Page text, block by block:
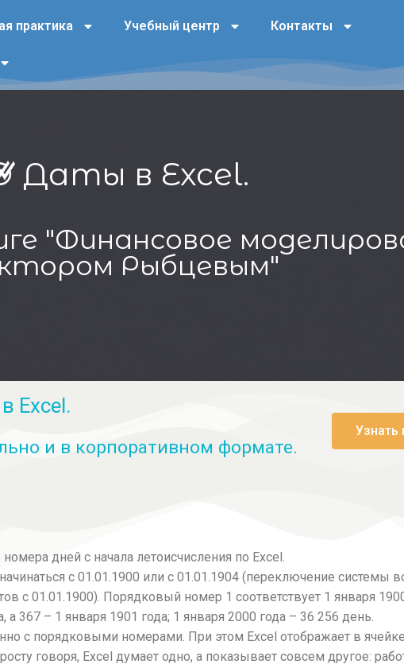
практика Учебный центр Контакты
Даты в Excel.
"Финансовое
Рыбцевым"
Excel.
и в корпоративном формате.
Узнать
дней с начала летоисчисления по Excel.
с 01.01.1900 или с 01.01.1904 (переключение системы
с 01.01.1900). Порядковый номер 1 соответствует 1 января
а 367 – 1 января 1901 года; 1 января 2000 года – 36 256 день.
с порядковыми номерами. При этом Excel отображает в
говоря, Excel думает одно, а показывает совсем другое: